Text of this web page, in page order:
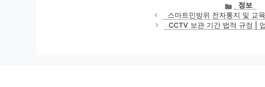
카
테
고
정보
스마트민방위 전자통지 및 교
CCTV 보관 기간 법적 규정 |